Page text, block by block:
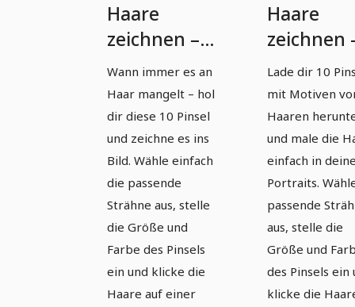
Haare
zeichnen –
10 Pinsel mit
Strähnen
für
Photoshop
und Co
(Version 05)
Wann immer es an
Haar mangelt – hol
dir diese 10 Pinsel
und zeichne es ins
Bild. Wähle einfach
die passende
Strähne aus, stelle
die Größe und
Farbe des Pinsels
ein und klicke die
Haare auf einer
Haare
zeichnen
10 Pinsel
Strähnen
für
und Co
(Version
Lade dir 10
mit Motiven
Haaren
und male die
einfach in
Portraits.
passende
aus, stelle die
Größe und
des Pinsels ein
klicke die